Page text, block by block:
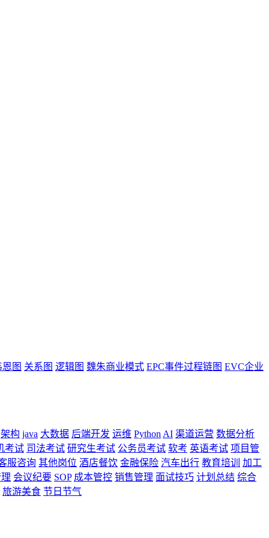
恩图 关系图 逻辑图 魏朱商业模式 EPC事件过程链图 EVC企业
架构 java 大数据 后端开发 运维 Python AI 渠道运营 数据分析
考试 司法考试 研究生考试 公务员考试 软考 英语考试 项目管
服咨询 其他岗位 酒店餐饮 金融保险 汽车出行 教育培训
加工
会议纪要 SOP 成本管控 销售管理 面试技巧 计划总结 综合
旅游美食 节日节气